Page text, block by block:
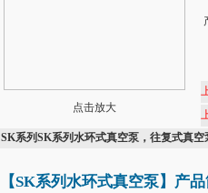
点击放大
SK系列SK系列水环式真空泵，往复式真空
【SK系列 水环式真空泵】产